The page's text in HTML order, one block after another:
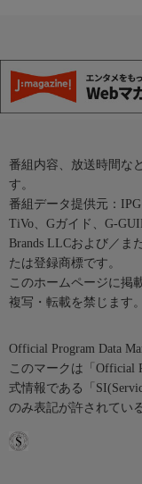
番組内容、放送時間な
す。
番組データ提供元：
TiVo、Gガイド、G-
Brands LLCおよび／ま
たは登録商標です。
このホームページに掲
複写・転載を禁じます。
Official Program Data
このマークは「Official
式情報である「
のみ表記が許されてい